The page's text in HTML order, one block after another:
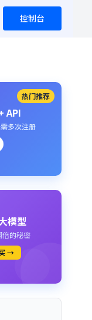
控制台
热门推荐
API
多次注册
模型
倍的秘密
→